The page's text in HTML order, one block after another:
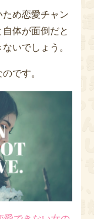
め恋愛チャン
体が面倒だと
いでしょう。
です。